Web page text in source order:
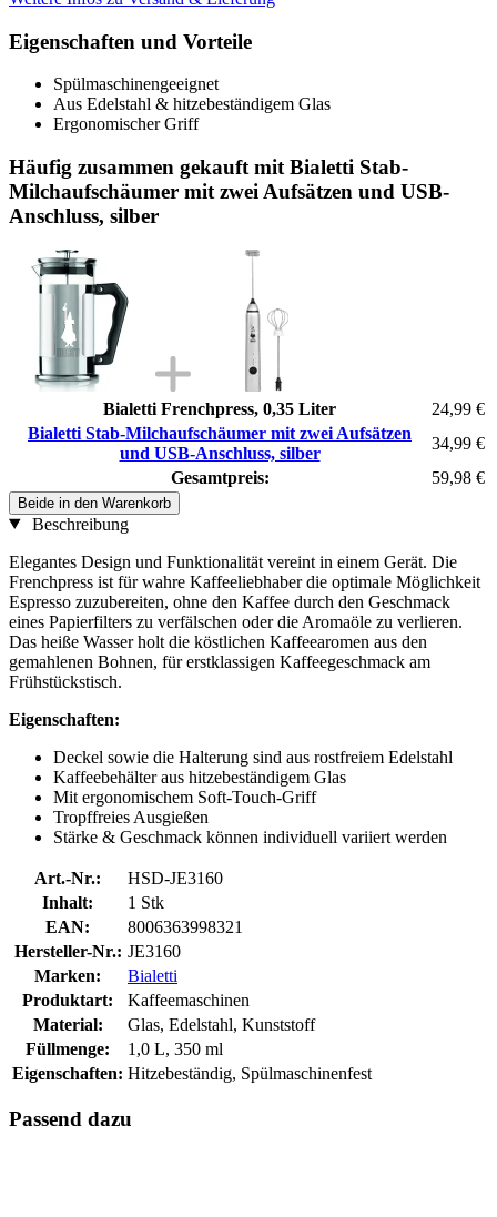
Eigenschaften und Vorteile
Spülmaschinengeeignet
Aus Edelstahl & hitzebeständigem Glas
Ergonomischer Griff
Häufig zusammen gekauft mit Bialetti Stab-
Milchaufschäumer mit zwei Aufsätzen und USB-
Anschluss, silber
Bialetti Frenchpress, 0,35 Liter
24,99 €
Bialetti Stab-Milchaufschäumer mit zwei Aufsätzen
und USB-Anschluss, silber
34,99 €
Gesamtpreis:
59,98 €
Beide in den Warenkorb
Beschreibung
Elegantes Design und Funktionalität vereint in einem Gerät. Die
Frenchpress ist für wahre Kaffeeliebhaber die optimale Möglichkeit
Espresso zuzubereiten, ohne den Kaffee durch den Geschmack
eines Papierfilters zu verfälschen oder die Aromaöle zu verlieren.
Das heiße Wasser holt die köstlichen Kaffeearomen aus den
gemahlenen Bohnen, für erstklassigen Kaffeegeschmack am
Frühstückstisch.
Eigenschaften:
Deckel sowie die Halterung sind aus rostfreiem Edelstahl
Kaffeebehälter aus hitzebeständigem Glas
Mit ergonomischem Soft-Touch-Griff
Tropffreies Ausgießen
Stärke & Geschmack können individuell variiert werden
Art.-Nr.:
HSD-JE3160
Inhalt:
1 Stk
EAN:
8006363998321
Hersteller-Nr.: JE3160
Marken:
Bialetti
Produktart:
Kaffeemaschinen
Material:
Glas, Edelstahl, Kunststoff
Füllmenge:
1,0 L, 350 ml
Eigenschaften: Hitzebeständig, Spülmaschinenfest
Passend dazu